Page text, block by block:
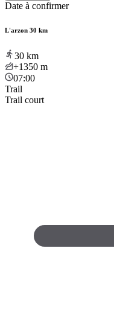
Date à confirmer
L'arzon 30 km
30 km
+1350 m
07:00
Trail
Trail court